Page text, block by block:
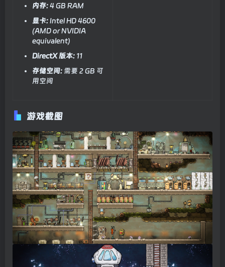
内存:4 GB RAM
显卡:Intel HD 4600
(AMD or NVIDIA
equivalent)
DirectX 版本: 11
存储空间: 需要 2 GB 可
用空间
游戏截图